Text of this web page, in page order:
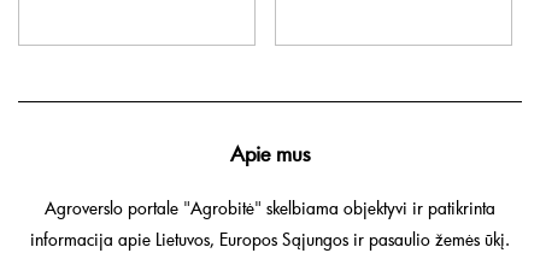
Apie mus
Agroverslo portale "Agrobitė" skelbiama objektyvi ir patikrinta
informacija apie Lietuvos, Europos Sąjungos ir pasaulio žemės ūkį.